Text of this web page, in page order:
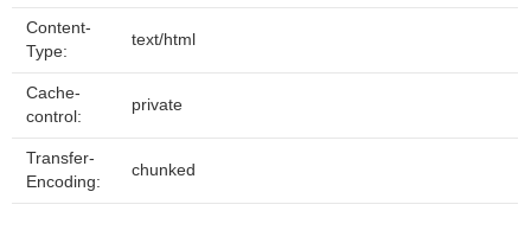
Content-
Type:
text/html
Cache-
control:
private
Transfer-
Encoding:
chunked